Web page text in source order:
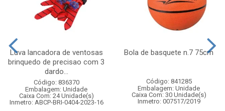
Luva lancadora de ventosas
brinquedo de precisao com 3
dardo...
Código: 836370
Embalagem: Unidade
Caixa Com: 24 Unidade(s)
Inmetro: ABCP-BRI-0404-2023-16
Bola de basquete n.7 75cm
Código: 841285
Embalagem: Unidade
Caixa Com: 30 Unidade(s)
Inmetro: 007517/2019